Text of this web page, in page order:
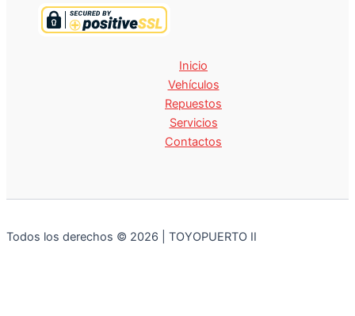
Inicio
Vehículos
Repuestos
Servicios
Contactos
Todos los derechos © 2026 | TOYOPUERTO II